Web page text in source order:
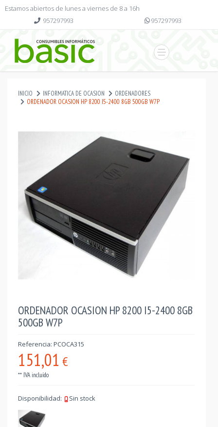
Estamos abiertos de lunes a viernes de 8 a 16h
957297993
957297993
INICIO INFORMATICA DE OCASION
ORDENADORES
ORDENADOR OCASION HP 8200 I5-2400 8GB 500GB W7P
ORDENADOR OCASION HP 8200 I5-2400 8GB
500GB W7P
Referencia: PCOCA315
151,01 €
** IVA incluído
Disponibilidad: Sin stock